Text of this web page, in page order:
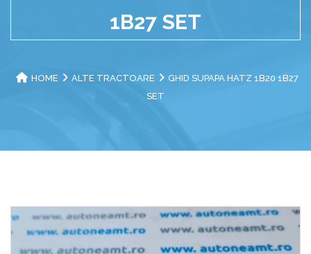
1B27 SET
HOME ALTE TRACTOARE
GHID SUPAPA HATZ 1B20 1B27
SET